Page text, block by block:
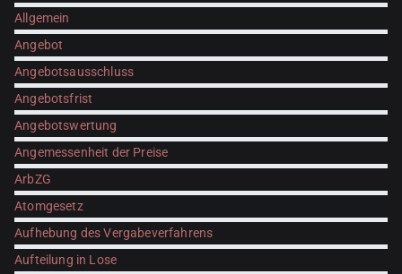
Allgemein
Angebot
Angebotsausschluss
Angebotsfrist
Angebotswertung
Angemessenheit der Preise
ArbZG
Atomgesetz
Aufhebung des Vergabeverfahrens
Aufteilung in Lose